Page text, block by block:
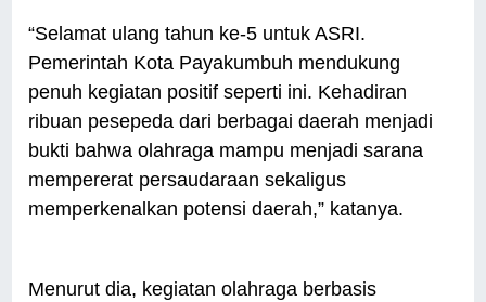
“Selamat ulang tahun ke-5 untuk ASRI.
Pemerintah Kota Payakumbuh mendukung
penuh kegiatan positif seperti ini. Kehadiran
ribuan pesepeda dari berbagai daerah menjadi
bukti bahwa olahraga mampu menjadi sarana
mempererat persaudaraan sekaligus
memperkenalkan potensi daerah,” katanya.
Menurut dia, kegiatan olahraga berbasis